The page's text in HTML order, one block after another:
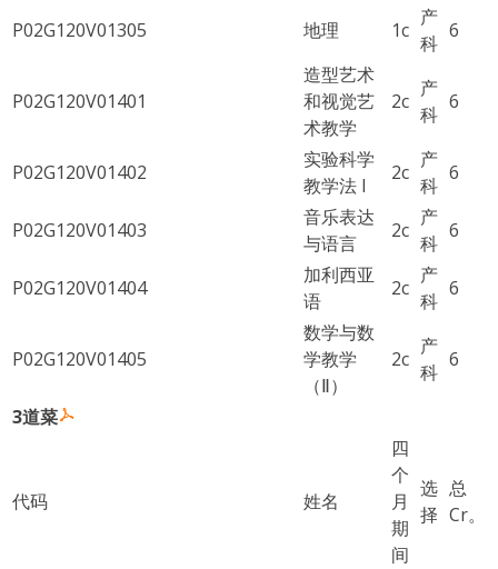
P02G120V01305 地理 1c
产
科
6
P02G120V01401
造型艺术
和视觉艺
术教学
2c
产
科
6
P02G120V01402
实验科学
教学法 I
2c
产
科
6
P02G120V01403
音乐表达
与语言
2c
产
科
6
P02G120V01404
加利西亚
语
2c
产
科
6
P02G120V01405
数学与数
学教学
（Ⅱ）
2c
产
科
6
3道菜
代码 姓名
四
个
月
期
间
选
择
总
Cr。